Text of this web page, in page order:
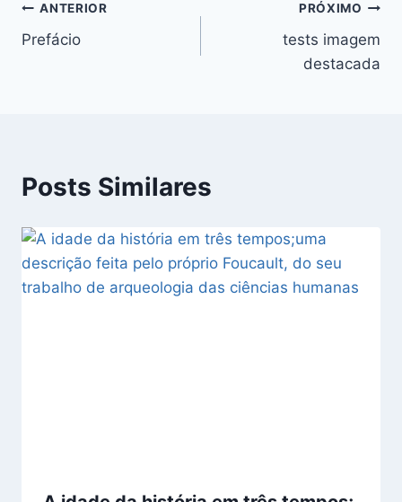
ANTERIOR
Prefácio
PRÓXIMO
tests imagem
destacada
Posts Similares